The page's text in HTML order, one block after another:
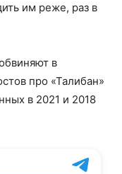
им реже, раз в
в
про «Талибан»
в 2021 и 2018